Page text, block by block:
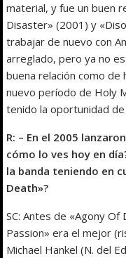
material, y fue un buen
Disaster» (2001) y
trabajar de nuevo con
arreglado, pero ya no
buena relación como de
nuevo período de Holy
tenido la oportunidad de
R: – En el 2005
cómo lo ves hoy en
la banda teniendo en
Death»?
SC: Antes de «Agony
Passion» era el mejor
Michael Hankel (N. del